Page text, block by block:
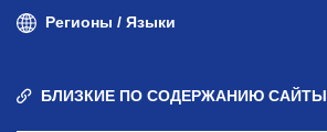
Регионы / Языки
БЛИЗКИЕ ПО СОДЕРЖАНИЮ САЙТЫ